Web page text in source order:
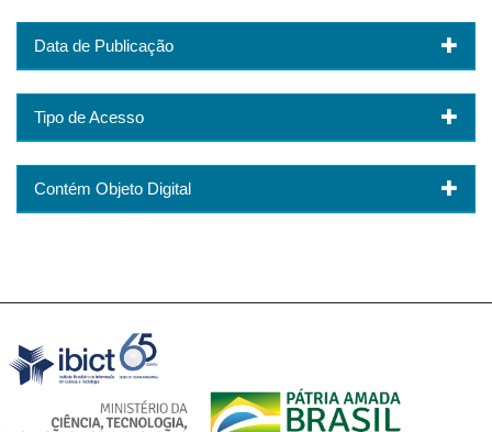
Data de Publicação
Tipo de Acesso
Contém Objeto Digital